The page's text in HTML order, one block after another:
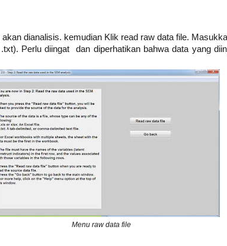
dianalisis. kemudian Klik read raw data file.
Perlu diingat dan diperhatikan bahwa data yang
Menu raw data file